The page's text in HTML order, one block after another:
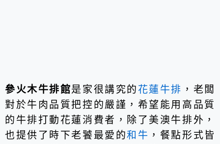
參火木牛排館是家很講究的 花蓮牛排 ，老闆
對於牛肉品質把控的嚴謹，希望能用高品質
的牛排打動花蓮消費者，除了美澳牛排外，
也提供了時下老饕最愛的和牛 ，餐點形式皆